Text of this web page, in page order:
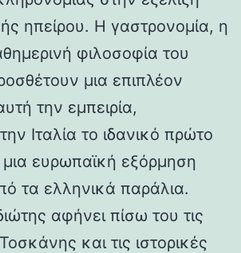
ηπείρου. Η γαστρονομία, η
φιλοσοφία του
μια επιπλέον
την εμπειρία,
Ιταλία το ιδανικό πρώτο
ευρωπαϊκή εξόρμηση
τα ελληνικά παράλια.
αφήνει πίσω του τις
και τις ιστορικές